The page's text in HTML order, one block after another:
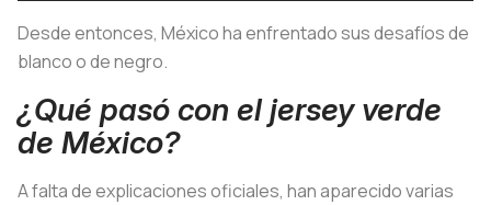
Desde entonces, México ha enfrentado sus desafíos de
blanco o de negro.
¿Qué pasó con el jersey verde
de México?
A falta de explicaciones oficiales, han aparecido varias